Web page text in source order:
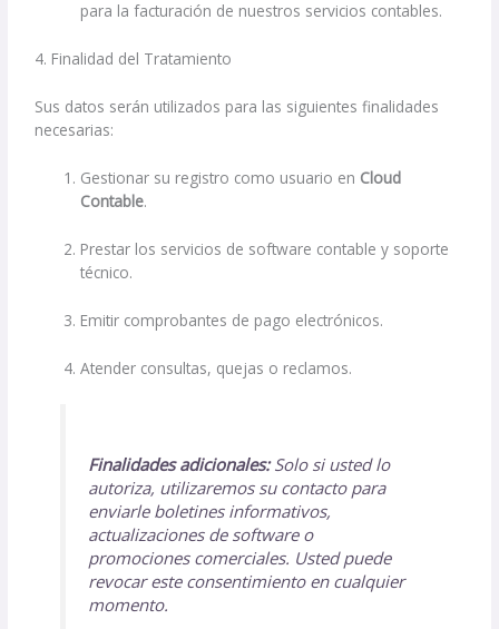
para la facturación de nuestros servicios contables.
4. Finalidad del Tratamiento
Sus datos serán utilizados para las siguientes finalidades
necesarias:
Gestionar su registro como usuario en Cloud
Contable.
Prestar los servicios de software contable y soporte
técnico.
Emitir comprobantes de pago electrónicos.
Atender consultas, quejas o reclamos.
Finalidades adicionales:Solo si usted lo
autoriza, utilizaremos su contacto para
enviarle boletines informativos,
actualizaciones de software o
promociones comerciales. Usted puede
revocar este consentimiento en cualquier
momento.